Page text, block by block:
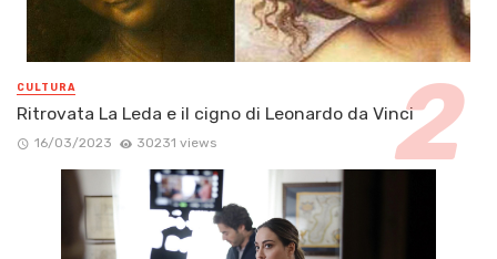
CULTURA
Ritrovata La Leda e il cigno di Leonardo da Vinci
16/03/2023 30231 views